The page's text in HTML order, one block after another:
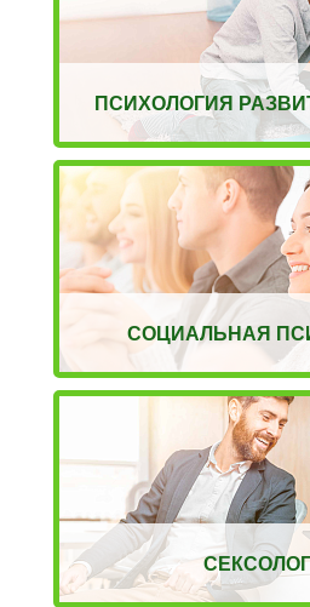
ПСИХОЛОГИЯ
СОЦИАЛЬНАЯ